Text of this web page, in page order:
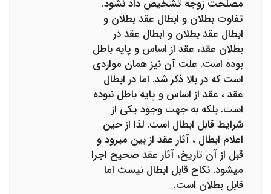
مصلحت زوجه تشخیص داد نشود.
تفاوت بطلان و ابطال عقد بطلان و
ابطال عقد بطلان و ابطال عقد در
بطلان عقد، عقد از اساس و پایه باطل
بوده است. علت آن نیز همان مواردی
است که در بالا ذکر شد. اما در ابطال
عقد ، عقد از اساس و پایه باطل نبوده
است. بلکه به جهت وجود یکی از
شرایط قابل ابطال است. لذا از حین
اعلام ابطال ، آثار عقد از بین می­رود و
قبل از آن تاریخ، آثار عقد صحیح اجرا
می­شود. نکاح قابل ابطال نیست اما
قابل بطلان است.